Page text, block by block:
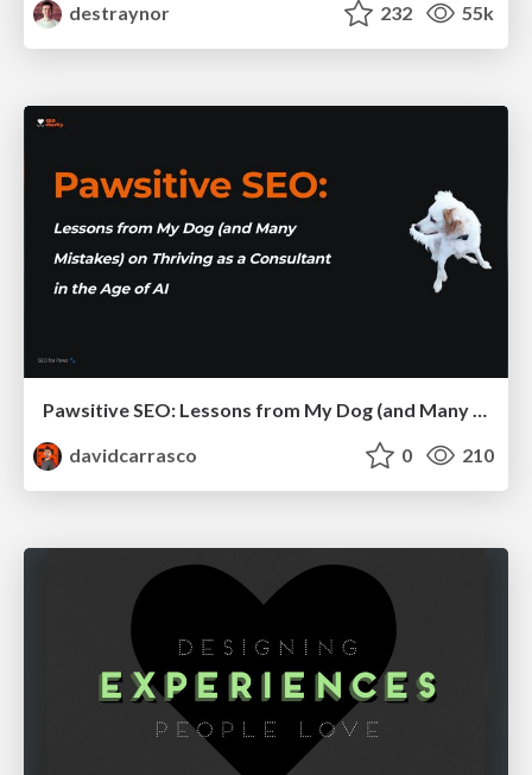
destraynor
232 55k
Pawsitive SEO: Lessons from My Dog (and Many Mistakes) on Thriving as a Consultant in the Age of AI
davidcarrasco
0 210